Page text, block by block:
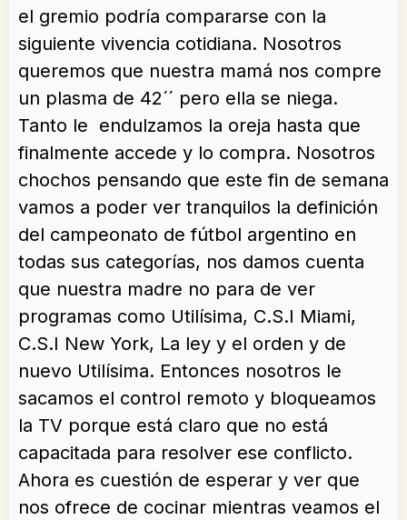
el gremio podría compararse con la
siguiente vivencia cotidiana. Nosotros
queremos que nuestra mamá nos compre
un plasma de 42´´ pero ella se niega.
Tanto le endulzamos la oreja hasta que
finalmente accede y lo compra. Nosotros
chochos pensando que este fin de semana
vamos a poder ver tranquilos la definición
del campeonato de fútbol argentino en
todas sus categorías, nos damos cuenta
que nuestra madre no para de ver
programas como Utilísima, C.S.I Miami,
C.S.I New York, La ley y el orden y de
nuevo Utilísima. Entonces nosotros le
sacamos el control remoto y bloqueamos
la TV porque está claro que no está
capacitada para resolver ese conflicto.
Ahora es cuestión de esperar y ver que
nos ofrece de cocinar mientras veamos el